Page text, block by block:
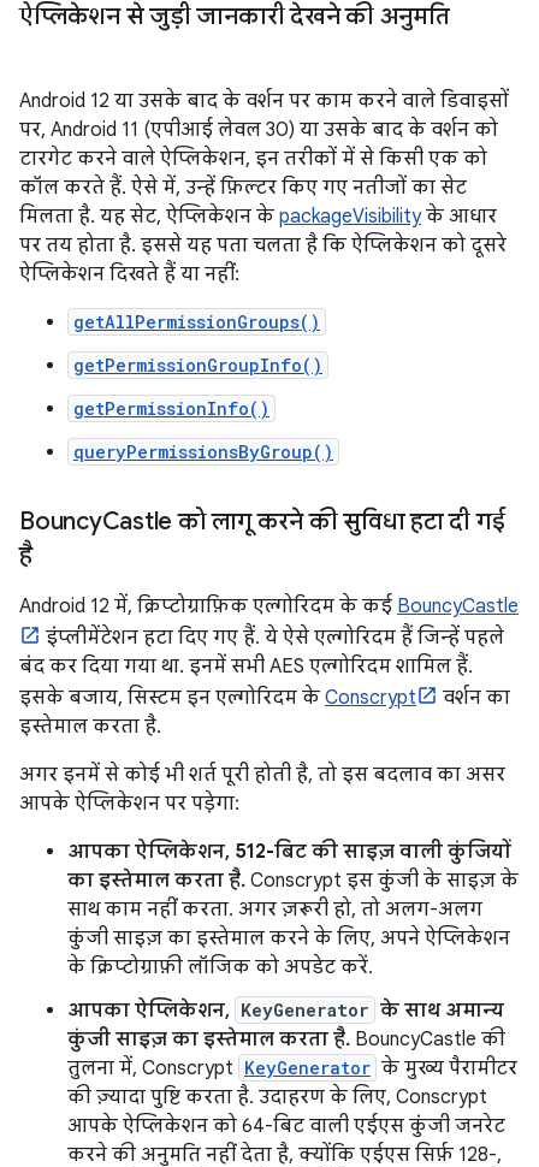
ऐप्लिकेशन से जुड़ी जानकारी देखने की अनुमति
Android 12 या उसके बाद के वर्शन पर काम करने वाले डिवाइसों
पर, Android 11 (एपीआई लेवल 30) या उसके बाद के वर्शन को
टारगेट करने वाले ऐप्लिकेशन, इन तरीकों में से किसी एक को
कॉल करते हैं. ऐसे में, उन्हें फ़िल्टर किए गए नतीजों का सेट
मिलता है. यह सेट, ऐप्लिकेशन के packageVisibilityके आधार
पर तय होता है. इससे यह पता चलता है कि ऐप्लिकेशन को दूसरे
ऐप्लिकेशन दिखते हैं या नहीं:
getAllPermissionGroups()
getPermissionGroupInfo()
getPermissionInfo()
queryPermissionsByGroup()
BouncyCastle को लागू करने की सुविधा हटा दी गई
है
Android 12 में, क्रिप्टोग्राफ़िक एल्गोरिदम के कई BouncyCastle
इंप्लीमेंटेशन हटा दिए गए हैं. ये ऐसे एल्गोरिदम हैं जिन्हें पहले
बंद कर दिया गया था. इनमें सभी AES एल्गोरिदम शामिल हैं.
इसके बजाय, सिस्टम इन एल्गोरिदम के Conscrypt
वर्शन का
इस्तेमाल करता है.
अगर इनमें से कोई भी शर्त पूरी होती है, तो इस बदलाव का असर
आपके ऐप्लिकेशन पर पड़ेगा:
आपका ऐप्लिकेशन, 512-बिट की साइज़ वाली कुंजियों
का इस्तेमाल करता है. Conscrypt इस कुंजी के साइज़ के
साथ काम नहीं करता. अगर ज़रूरी हो, तो अलग-अलग
कुंजी साइज़ का इस्तेमाल करने के लिए, अपने ऐप्लिकेशन
के क्रिप्टोग्राफ़ी लॉजिक को अपडेट करें.
आपका ऐप्लिकेशन, KeyGenerator के साथ अमान्य
कुंजी साइज़ का इस्तेमाल करता है. BouncyCastle की
तुलना में, Conscrypt KeyGenerator के मुख्य पैरामीटर
की ज़्यादा पुष्टि करता है. उदाहरण के लिए, Conscrypt
आपके ऐप्लिकेशन को 64-बिट वाली एईएस कुंजी जनरेट
करने की अनुमति नहीं देता है, क्योंकि एईएस सिर्फ़ 128-,